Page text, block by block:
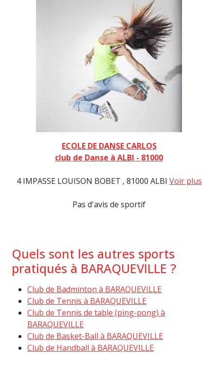
ECOLE DE DANSE CARLOS
club de Danse à ALBI - 81000
4 IMPASSE LOUISON BOBET , 81000 ALBI Voir plus
Pas d'avis de sportif
Quels sont les autres sports
pratiqués à BARAQUEVILLE ?
Club de Badminton à BARAQUEVILLE
Club de Tennis à BARAQUEVILLE
Club de Tennis de table (ping-pong) à
BARAQUEVILLE
Club de Basket-Ball à BARAQUEVILLE
Club de Handball à BARAQUEVILLE